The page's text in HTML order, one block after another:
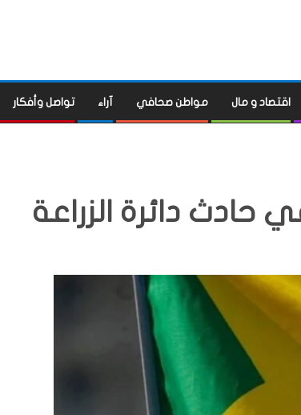
اقتصاد و مال مواطن صحافي آراء تواصل وأفكار
حادث دائرة الزراعة